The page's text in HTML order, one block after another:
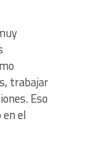
trabajar
Eso
el